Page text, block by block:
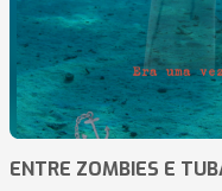
ENTRE ZOMBIES E